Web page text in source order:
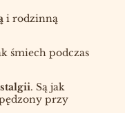
i rodzinną
śmiech podczas
. Są jak
przy